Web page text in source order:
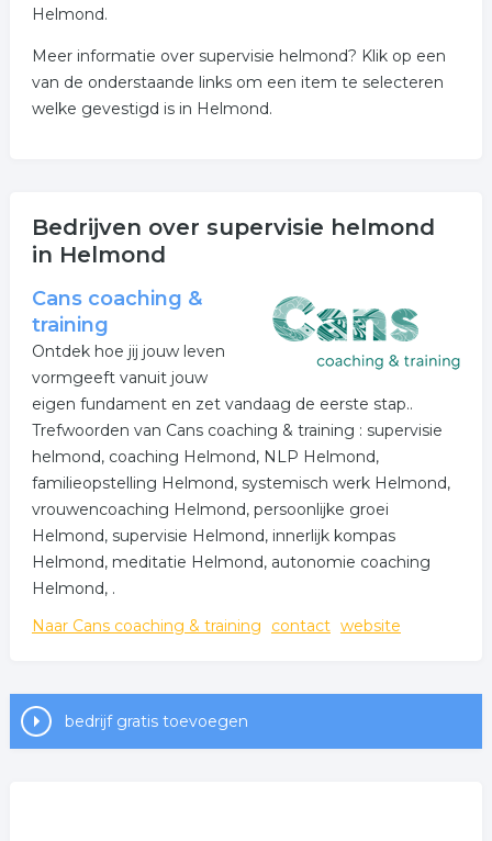
Helmond.
Meer informatie over supervisie helmond? Klik op een
van de onderstaande links om een item te selecteren
welke gevestigd is in Helmond.
Bedrijven over supervisie helmond
in Helmond
Cans coaching &
training
Ontdek hoe jij jouw leven
vormgeeft vanuit jouw
eigen fundament en zet vandaag de eerste stap..
Trefwoorden van Cans coaching & training : supervisie
helmond, coaching Helmond, NLP Helmond,
familieopstelling Helmond, systemisch werk Helmond,
vrouwencoaching Helmond, persoonlijke groei
Helmond, supervisie Helmond, innerlijk kompas
Helmond, meditatie Helmond, autonomie coaching
Helmond, .
Naar Cans coaching & training
contact website
bedrijf gratis toevoegen